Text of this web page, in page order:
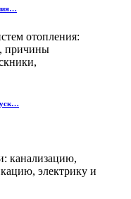
канализацию,
электрику и